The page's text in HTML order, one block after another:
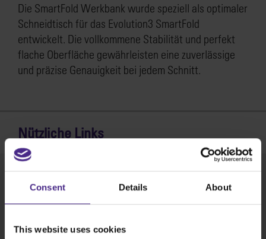
Consent Details About
This website uses cookies
Die SmartFold Werkbank wurde speziell als optimaler
Schneidtisch für das Evolution3 SmartFold
entwickelt. Die vollkommene Stabilität und perfekt
flache Oberfläche gewährleisten eine zuverlässige
und präzise Genauigkeit bei jedem Schnitt.
Nützliche Links
Herunterladen >
Verkaufsstellen